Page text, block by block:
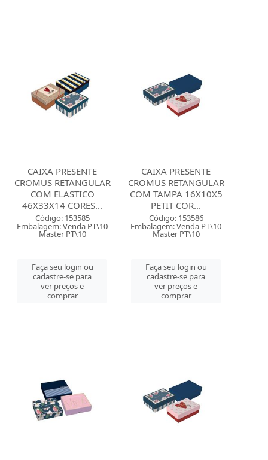
CAIXA PRESENTE
CROMUS RETANGULAR
COM ELASTICO
46X33X14 CORES...
Código: 153585
Embalagem: Venda PT\10
Master PT\10
Faça seu login ou
cadastre-se para
ver preços e
comprar
CAIXA PRESENTE
CROMUS RETANGULAR
COM TAMPA 16X10X5
PETIT COR...
Código: 153586
Embalagem: Venda PT\10
Master PT\10
Faça seu login ou
cadastre-se para
ver preços e
comprar